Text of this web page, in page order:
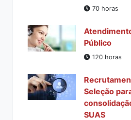
70 horas
Público
120 horas
Seleção
SUAS